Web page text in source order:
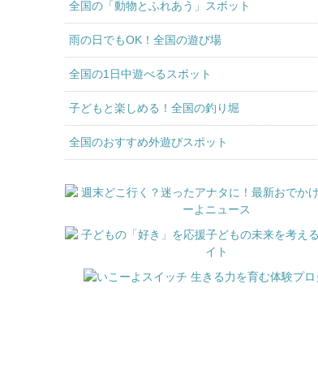
全国の「動物とふれあう」スポット
雨の日でもOK！全国の遊び場
全国の1日中遊べるスポット
子どもと楽しめる！全国の釣り堀
全国のおすすめ外遊びスポット